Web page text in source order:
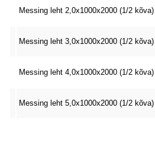
Messing leht 2,0x1000x2000 (1/2 kõva)
Messing leht 3,0x1000x2000 (1/2 kõva)
Messing leht 4,0x1000x2000 (1/2 kõva)
Messing leht 5,0x1000x2000 (1/2 kõva)